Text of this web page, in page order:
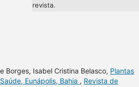
revista.
Borges, Isabel Cristina Belasco, Plantas
Eunápolis, Bahia , Revista de